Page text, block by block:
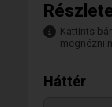
Kattints
megnézni
Háttér